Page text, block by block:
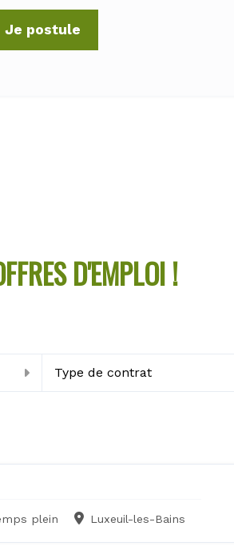
Je postule
D'EMPLOI !
Type de contrat
plein Luxeuil-les-Bains